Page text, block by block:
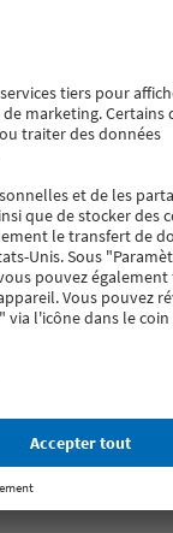
PVC innovant 70